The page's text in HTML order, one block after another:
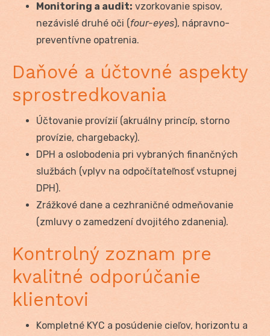
Monitoring a audit: vzorkovanie spisov,
nezávislé druhé oči (four-eyes), nápravno-
preventívne opatrenia.
Daňové a účtovné aspekty
sprostredkovania
Účtovanie provízií (akruálny princíp, storno
provízie, chargebacky).
DPH a oslobodenia pri vybraných finančných
službách (vplyv na odpočítateľnosť vstupnej
DPH).
Zrážkové dane a cezhraničné odmeňovanie
(zmluvy o zamedzení dvojitého zdanenia).
Kontrolný zoznam pre
kvalitné odporúčanie
klientovi
Kompletné KYC a posúdenie cieľov, horizontu a